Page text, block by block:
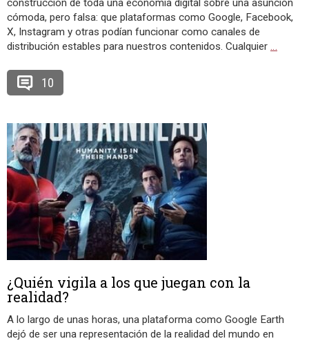
construcción de toda una economía digital sobre una asunción
cómoda, pero falsa: que plataformas como Google, Facebook,
X, Instagram y otras podían funcionar como canales de
distribución estables para nuestros contenidos. Cualquier …
10
¿Quién vigila a los que juegan con la
realidad?
A lo largo de unas horas, una plataforma como Google Earth
dejó de ser una representación de la realidad del mundo en